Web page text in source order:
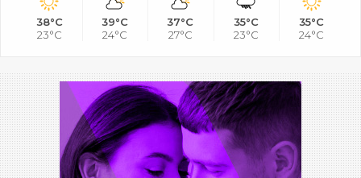
38°C
23°C
39°C
24°C
37°C
27°C
35°C
23°C
35°C
24°C